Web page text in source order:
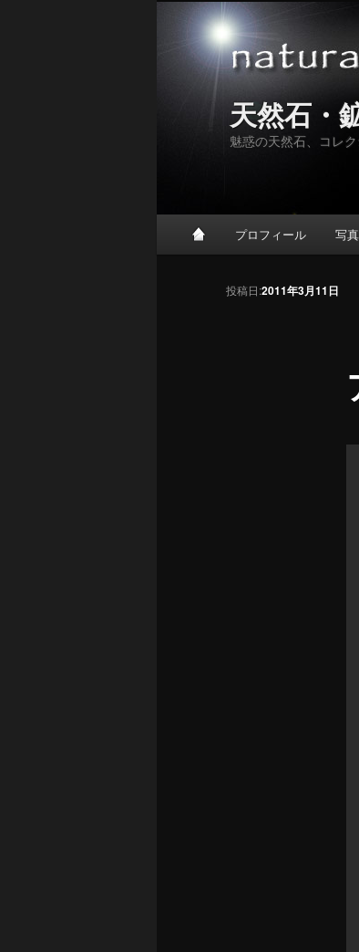
天然石・
魅惑の天然石、コレ
メインメニュー
メインコンテンツへ移動
サブコンテンツへ移動
プロフィール 写
投稿ナビゲーション
投稿日:2011年3月11日